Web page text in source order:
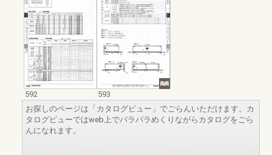
592
593
お探しのページは「カタログビュー」でごらんいただけます。カ
タログビューではweb上でパラパラめくりながらカタログをごら
んになれます。